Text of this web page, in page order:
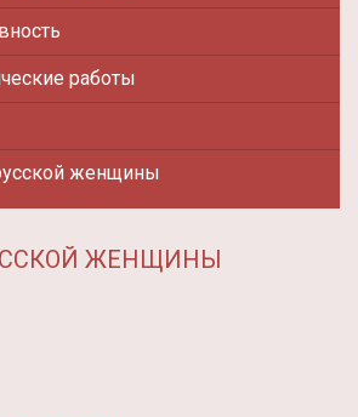
работы
женщины
ЖЕНЩИНЫ